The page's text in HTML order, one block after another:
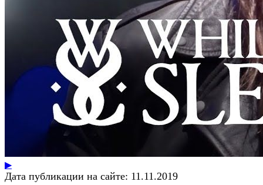
▶
Дата публикации на сайте: 11.11.2019